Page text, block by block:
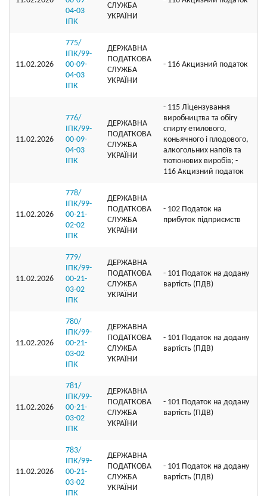
04-03
ІПК
СЛУЖБА
УКРАЇНИ
11.02.2026
775/
ІПК/99-
00-09-
04-03
ІПК
ДЕРЖАВНА
ПОДАТКОВА
СЛУЖБА
УКРАЇНИ
- 116 Акцизний податок
11.02.2026
776/
ІПК/99-
00-09-
04-03
ІПК
ДЕРЖАВНА
ПОДАТКОВА
СЛУЖБА
УКРАЇНИ
- 115 Ліцензування
виробництва та обігу
спирту етилового,
коньячного і плодового,
алкогольних напоїв та
тютюнових виробів; -
116 Акцизний податок
11.02.2026
778/
ІПК/99-
00-21-
02-02
ІПК
ДЕРЖАВНА
ПОДАТКОВА
СЛУЖБА
УКРАЇНИ
- 102 Податок на
прибуток підприємств
11.02.2026
779/
ІПК/99-
00-21-
03-02
ІПК
ДЕРЖАВНА
ПОДАТКОВА
СЛУЖБА
УКРАЇНИ
- 101 Податок на додану
вартість (ПДВ)
11.02.2026
780/
ІПК/99-
00-21-
03-02
ІПК
ДЕРЖАВНА
ПОДАТКОВА
СЛУЖБА
УКРАЇНИ
- 101 Податок на додану
вартість (ПДВ)
11.02.2026
781/
ІПК/99-
00-21-
03-02
ІПК
ДЕРЖАВНА
ПОДАТКОВА
СЛУЖБА
УКРАЇНИ
- 101 Податок на додану
вартість (ПДВ)
11.02.2026
783/
ІПК/99-
00-21-
03-02
ІПК
ДЕРЖАВНА
ПОДАТКОВА
СЛУЖБА
УКРАЇНИ
- 101 Податок на додану
вартість (ПДВ)